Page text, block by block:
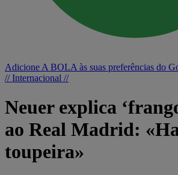
Adicione A BOLA às suas preferências do
// Internacional //
Neuer explica
ao Real Madrid:
toupeira»